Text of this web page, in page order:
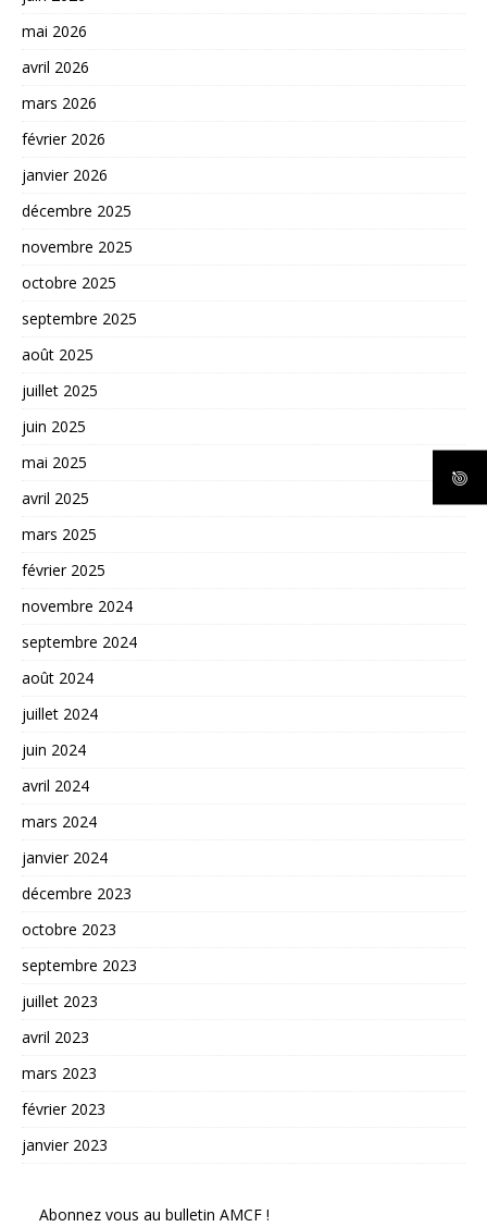
mai 2026
avril 2026
mars 2026
février 2026
janvier 2026
décembre 2025
novembre 2025
octobre 2025
septembre 2025
août 2025
juillet 2025
juin 2025
mai 2025
avril 2025
mars 2025
février 2025
novembre 2024
septembre 2024
août 2024
juillet 2024
juin 2024
avril 2024
mars 2024
janvier 2024
décembre 2023
octobre 2023
septembre 2023
juillet 2023
avril 2023
mars 2023
février 2023
janvier 2023
Abonnez vous au bulletin AMCF !